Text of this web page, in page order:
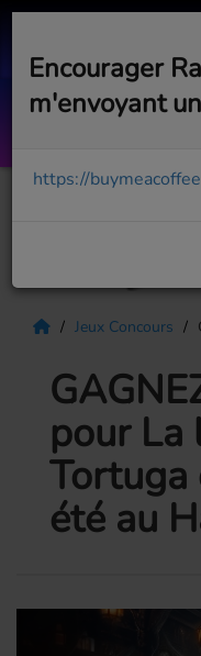
Tout le
Jeux Concours
pour La
Tortuga
été au
Encourager
m'envoyant
https://